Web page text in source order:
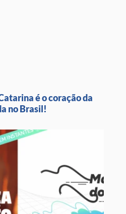
é o coração da
no Brasil!